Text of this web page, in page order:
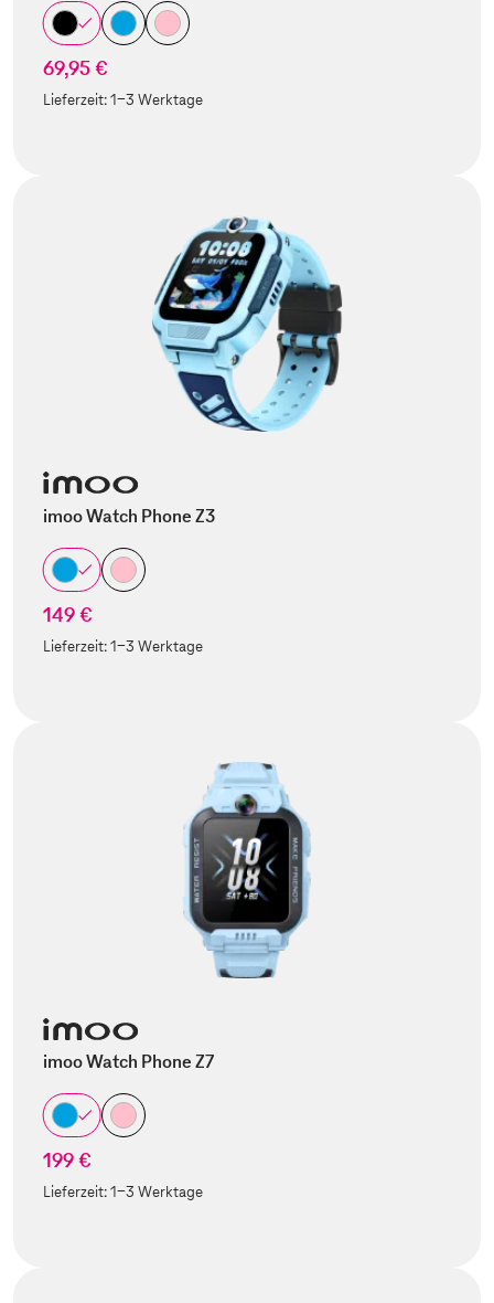
69,95 €
Lieferzeit:1-3 Werktage
imoo Watch Phone Z3
149 €
Lieferzeit:1-3 Werktage
imoo Watch Phone Z7
199 €
Lieferzeit:1-3 Werktage